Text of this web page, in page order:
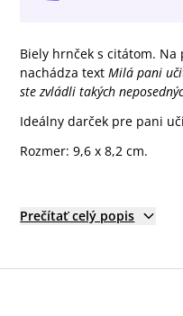
Biely hrnček s citátom.
nachádza textMilá pani
ste zvládli takých
Ideálny darček pre pani
Rozmer: 9,6 x 8,2 cm.
Prečítať celý popis